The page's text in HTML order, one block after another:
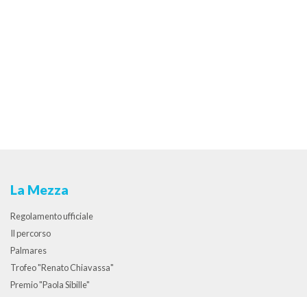
La Mezza
Regolamento ufficiale
Il percorso
Palmares
Trofeo "Renato Chiavassa"
Premio "Paola Sibille"